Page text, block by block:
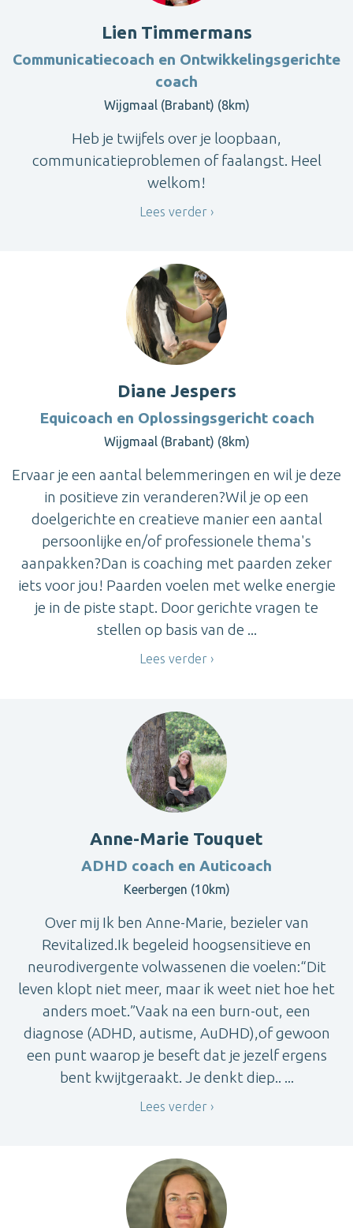
Lien Timmermans
Communicatiecoach en Ontwikkelingsgerichte
coach
Wijgmaal (Brabant) (8km)
Heb je twijfels over je loopbaan,
communicatieproblemen of faalangst. Heel
welkom!
Lees verder
Diane Jespers
Equicoach en Oplossingsgericht coach
Wijgmaal (Brabant) (8km)
Ervaar je een aantal belemmeringen en wil je deze
in positieve zin veranderen?Wil je op een
doelgerichte en creatieve manier een aantal
persoonlijke en/of professionele thema's
aanpakken?Dan is coaching met paarden zeker
iets voor jou! Paarden voelen met welke energie
je in de piste stapt. Door gerichte vragen te
stellen op basis van de ...
Lees verder
Anne-Marie Touquet
ADHD coach en Auticoach
Keerbergen (10km)
Over mij Ik ben Anne-Marie, bezieler van
Revitalized.Ik begeleid hoogsensitieve en
neurodivergente volwassenen die voelen:“Dit
leven klopt niet meer, maar ik weet niet hoe het
anders moet.”Vaak na een burn-out, een
diagnose (ADHD, autisme, AuDHD),of gewoon
een punt waarop je beseft dat je jezelf ergens
bent kwijtgeraakt. Je denkt diep.. ...
Lees verder